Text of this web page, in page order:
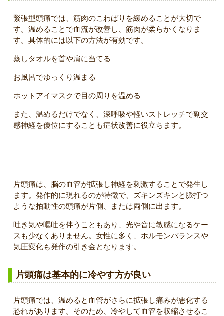
緊張型頭痛では、筋肉のこわばりを緩めることが大切で
す。温めることで血流が改善し、筋肉が柔らかくなりま
す。具体的には以下の方法が有効です。
蒸しタオルを首や肩に当てる
お風呂でゆっくり温まる
ホットアイマスクで目の周りを温める
また、温めるだけでなく、深呼吸や軽いストレッチで副交
感神経を優位にすることも症状改善に役立ちます。
片頭痛は、脳の血管が拡張し神経を刺激することで発生し
ます。発作的に現れるのが特徴で、ズキンズキンと脈打つ
ような拍動性の頭痛が片側、または両側に出ます。
吐き気や嘔吐を伴うこともあり、光や音に敏感になるケー
スも少なくありません。女性に多く、ホルモンバランスや
気圧変化も発作の引き金となります。
片頭痛は基本的に冷やす方が良い
片頭痛では、温めると血管がさらに拡張し痛みが悪化する
恐れがあります。そのため、冷やして血管を収縮させるこ